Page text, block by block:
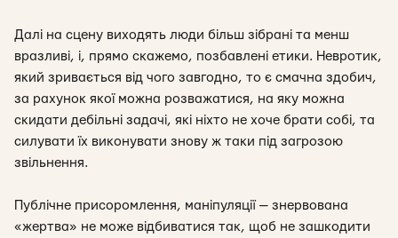
Далі на сцену виходять люди більш зібрані та менш
вразливі, і, прямо скажемо, позбавлені етики. Невротик,
який зривається від чого завгодно, то є смачна здобич,
за рахунок якої можна розважатися, на яку можна
скидати дебільні задачі, які ніхто не хоче брати собі, та
силувати їх виконувати знову ж таки під загрозою
звільнення.
Публічне присоромлення, маніпуляції — знервована
«жертва» не може відбиватися так, щоб не зашкодити